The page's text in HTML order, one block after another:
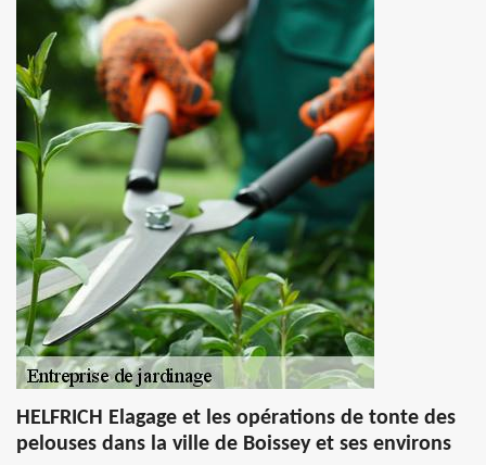
HELFRICH Elagage et les opérations de tonte des
pelouses dans la ville de Boissey et ses environs